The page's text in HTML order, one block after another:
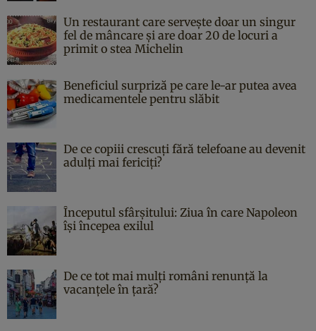
Un restaurant care servește doar un singur
fel de mâncare și are doar 20 de locuri a
primit o stea Michelin
Beneficiul surpriză pe care le-ar putea avea
medicamentele pentru slăbit
De ce copiii crescuți fără telefoane au devenit
adulți mai fericiți?
Începutul sfârşitului: Ziua în care Napoleon
îşi începea exilul
De ce tot mai mulți români renunță la
vacanțele în țară?